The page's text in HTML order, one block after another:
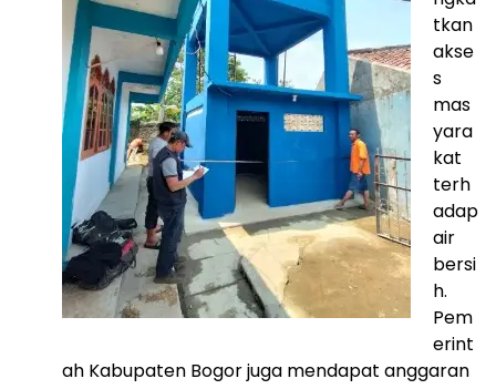
tkan
akse
s
mas
yara
kat
terh
adap
air
bersi
h.
Pem
erint
ah Kabupaten Bogor juga mendapat anggaran